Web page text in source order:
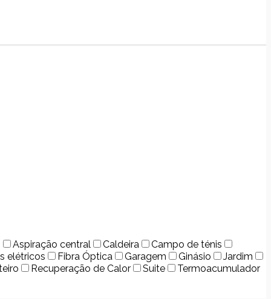
Aspiração central Caldeira
Campo de ténis
elétricos
Fibra Óptica Garagem Ginásio
Jardim
Recuperação de Calor Suite Termoacumulador